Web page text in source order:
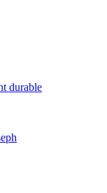
durable